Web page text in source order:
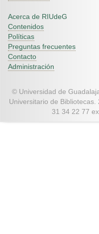
Acerca de RIUdeG
Contenidos
Políticas
Preguntas frecuentes
Contacto
Administración
© Universidad de
Universitario de Bibliotecas.
31 34 22 77